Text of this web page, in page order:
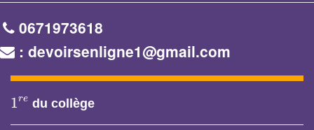
0671973618
: devoirsenligne1@gmail.com
1re
1re du collège